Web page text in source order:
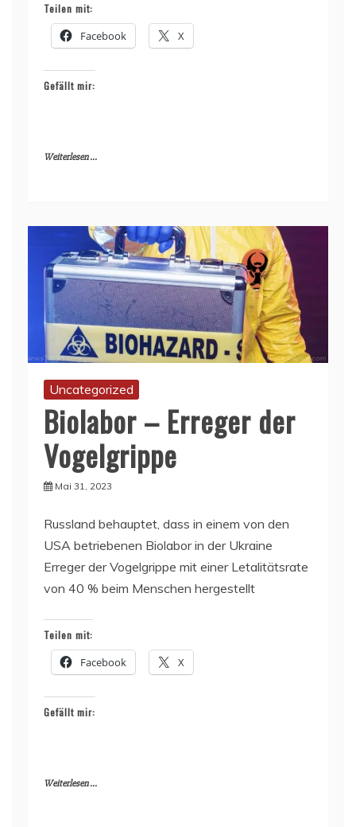
Teilen mit:
Facebook X
Gefällt mir:
Weiterlesen ...
Uncategorized
Biolabor – Erreger der
Vogelgrippe
Mai 31, 2023
Russland behauptet, dass in einem von den
USA betriebenen Biolabor in der Ukraine
Erreger der Vogelgrippe mit einer Letalitätsrate
von 40 % beim Menschen hergestellt
Teilen mit:
Facebook X
Gefällt mir:
Weiterlesen ...